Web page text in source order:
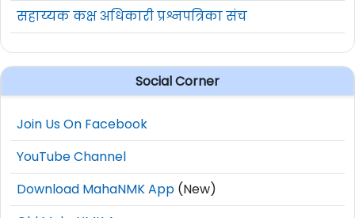
सहाय्यक कक्ष अधिकारी प्रश्नपत्रिका संच
Social Corner
Join Us On Facebook
YouTube Channel
Download MahaNMK App (New)